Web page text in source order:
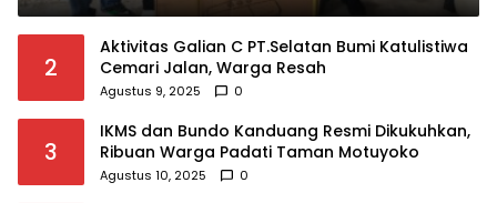
2
Aktivitas Galian C PT.Selatan Bumi Katulistiwa
Cemari Jalan, Warga Resah
Agustus 9, 2025 0
3
IKMS dan Bundo Kanduang Resmi Dikukuhkan,
Ribuan Warga Padati Taman Motuyoko
Agustus 10, 2025 0